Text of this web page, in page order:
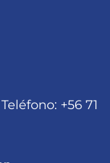
+56 71